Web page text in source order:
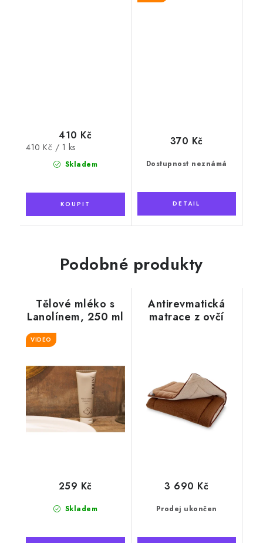
Skladem
410 Kč
Měrná
410 Kč / 1 ks
Dostupnost neznámá
370 Kč
Podobné produkty
Tělové mléko s
Lanolínem, 250 ml
VIDEO
Skladem
259 Kč
Antirevmatická
matrace z ovčí
Prodej ukončen
3 690 Kč